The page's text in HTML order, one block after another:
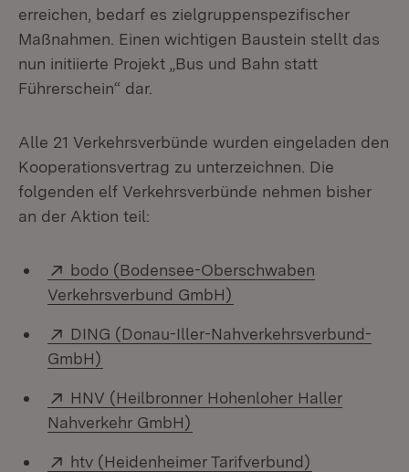
erreichen, bedarf es zielgruppenspezifischer
Maßnahmen. Einen wichtigen Baustein stellt das
nun initiierte Projekt „Bus und Bahn statt
Führerschein“ dar.
Alle 21 Verkehrsverbünde wurden eingeladen den
Kooperationsvertrag zu unterzeichnen. Die
folgenden elf Verkehrsverbünde nehmen bisher
an der Aktion teil:
Extern:
bodo (Bodensee-Oberschwaben
Verkehrsverbund GmbH)
Extern:
DING (Donau-Iller-Nahverkehrsverbund-
GmbH)
Extern:
HNV (Heilbronner Hohenloher Haller
Nahverkehr GmbH)
Extern:
htv (Heidenheimer Tarifverbund)